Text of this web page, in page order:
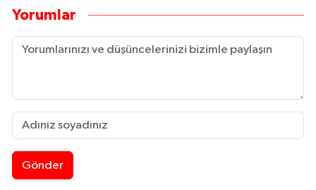
Yorumlar
Gönder